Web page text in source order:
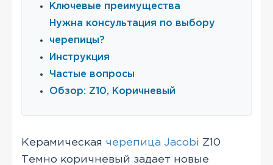
Ключевые преимущества
Нужна консультация по выбору
черепицы?
Инструкция
Частые вопросы
Обзор: Z10, Коричневый
Керамическая черепица Jacobi Z10
Темно коричневый задает новые